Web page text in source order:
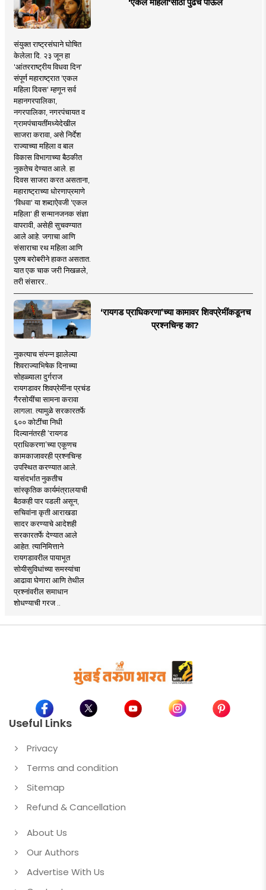
संयुक्त राष्ट्रसंघाने घोषित
केलेला दि. २३ जून हा
'आंतरराष्ट्रीय विधवा दिन'
संपूर्ण महाराष्ट्रात 'एकल
महिला दिवस' म्हणून सर्व
महानगरपालिका,
नगरपालिका, नगरपंचायत व
ग्रामपंचायतींमध्येदेखील
साजरा करावा, असे निर्देश
राज्याच्या महिला व बाल
विकास विभागाच्या बैठकीत
नुकतेच देण्यात आले. हा
दिवस साजरा करत असताना,
महाराष्ट्राच्या धोरणाप्रमाणे
'विधवा' या शब्दाऐवजी 'एकल
महिला' ही सन्मानजनक संज्ञा
वापरावी, असेही सुचवण्यात
आले आहे. जगाचा आणि
संसाराचा रथ महिला आणि
पुरुष बरोबरीने हाकत असतात.
यात एक चाक जरी निखळले,
तरी संसारर..
‘रायगड प्राधिकरणा’च्या कामावर शिवप्रेमींकडूनच
प्रश्नचिन्ह का?
नुकत्याच संपन्न झालेल्या
शिवराज्याभिषेक दिनाच्या
सोहळ्याला दुर्गराज
रायगडावर शिवप्रेमींना प्रचंड
गैरसोयींचा सामना करावा
लागला. त्यामुळे सरकारतर्फे
६०० कोटींचा निधी
दिल्यानंतरही ‘रायगड
प्राधिकरणा’च्या एकूणच
कामकाजावरही प्रश्नचिन्ह
उपस्थित करण्यात आले.
यासंदर्भात नुकतीच
सांस्कृतिक कार्यमंत्रालयाची
बैठकही पार पडली असून,
सचिवांना कृती आराखडा
सादर करण्याचे आदेशही
सरकारतर्फे देण्यात आले
आहेत. त्यानिमित्ताने
रायगडावरील पायाभूत
सोयीसुविधांच्या समस्यांचा
आढावा घेणारा आणि तेथील
प्रश्नांवरील समाधान
शोधण्याची गरज ..
Useful Links
Privacy
Terms and condition
Sitemap
Refund & Cancellation
About Us
Our Authors
Advertise With Us